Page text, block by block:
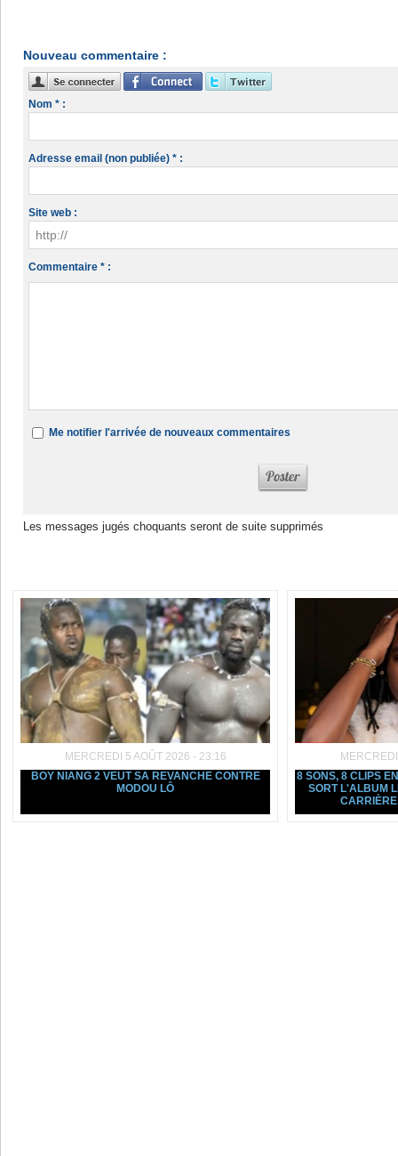
Nouveau commentaire :
Nom * :
Adresse email (non publiée) * :
Site web :
Commentaire * :
Me notifier l'arrivée de nouveaux commentaires
Les messages jugés choquants seront de suite supprimés
MERCREDI 5 AOÛT 2026 - 23:16
BOY NIANG 2 VEUT SA REVANCHE CONTRE
MODOU LÔ
8 SONS, 8 CLIPS
SORT L'ALBUM